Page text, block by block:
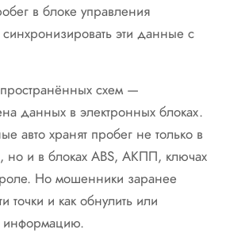
в блоке управления
эти данные с
схем —
данных в электронных блоках.
авто хранят пробег не только в
но и в блоках ABS, АКПП, ключах
Но мошенники заранее
точки и как обнулить или
информацию.